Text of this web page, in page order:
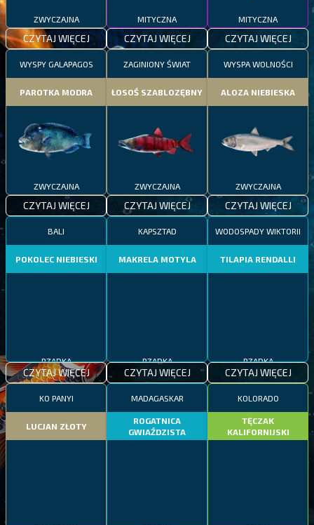
ZWYCZAJNA
CZYTAJ WIĘCEJ
MITYCZNA
CZYTAJ WIĘCEJ
MITYCZNA
CZYTAJ WIĘCEJ
WYSPY GALAPAGOS
PAROTKA MODRA
ZWYCZAJNA
CZYTAJ WIĘCEJ
ZAGINIONY ŚWIAT
ŁOSOŚ SZABLOZĘBNY
ZWYCZAJNA
CZYTAJ WIĘCEJ
WYSPA WOLNOŚCI
ALOZA NIEBIESKA
ZWYCZAJNA
CZYTAJ WIĘCEJ
BALI
POKOLEC NIEBIESKI
CZYTAJ WIĘCEJ
KAPSZTAD
MAKRELA MOTYLA
CZYTAJ WIĘCEJ
WODOSPADY WIKTORII
TILAPIA RENDALLI
CZYTAJ WIĘCEJ
KO PANYI
LUCJAN ZŁOTY
MADAGASKAR
ROGATNICA
GWIAŹDZISTA
KOLORADO
TĘCZAK
KALIFORNIJSKI